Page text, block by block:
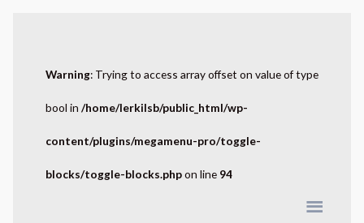
Warning: Trying to access array offset on value of type
bool in /home/lerkilsb/public_html/wp-
content/plugins/megamenu-pro/toggle-
blocks/toggle-blocks.phpon line 94
Askeladden P76 Weekend
En optimal flerfunktionsbåt
Styrhusbåtar har i allmänhet haft korta tak och konventionella